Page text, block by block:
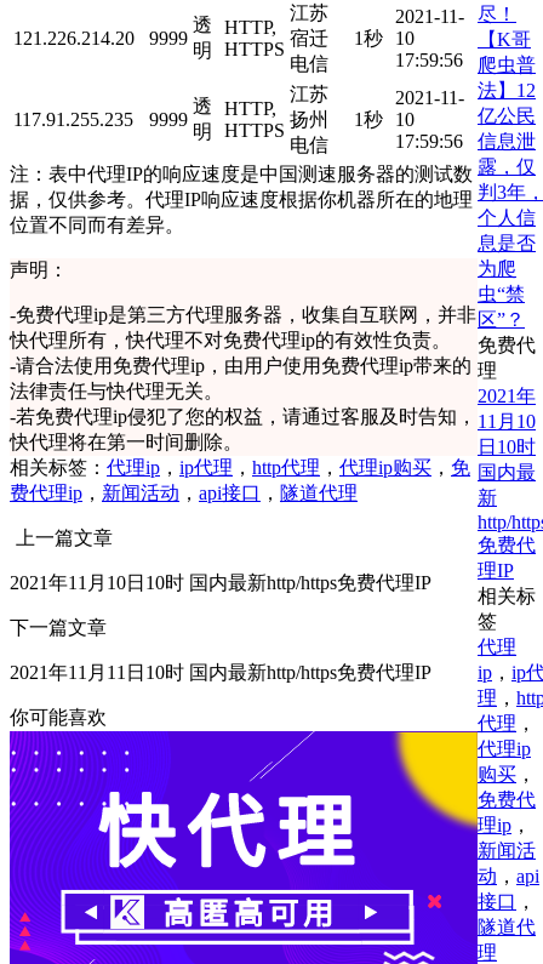
121.226.214.20 9999
透
明
HTTP,
HTTPS
江苏
宿迁
电信
1秒
2021-11-
10
17:59:56
117.91.255.235 9999
透
明
HTTP,
HTTPS
江苏
扬州
电信
1秒
2021-11-
10
17:59:56
注：表中代理IP的响应速度是中国测速服务器的测试数
据，仅供参考。代理IP响应速度根据你机器所在的地理
位置不同而有差异。
声明：
-免费代理ip是第三方代理服务器，收集自互联网，并非
快代理所有，快代理不对免费代理ip的有效性负责。
-请合法使用免费代理ip，由用户使用免费代理ip带来的
法律责任与快代理无关。
-若免费代理ip侵犯了您的权益，请通过客服及时告知，
快代理将在第一时间删除。
相关标签： 代理ip ， ip代理 ， http代理 ， 代理ip购买 ， 免
费代理ip ， 新闻活动 ， api接口 ， 隧道代理
上一篇文章
2021年11月10日10时 国内最新http/https免费代理IP
下一篇文章
2021年11月11日10时 国内最新http/https免费代理IP
你可能喜欢
尽！
【K哥
爬虫普
法】12
亿公民
信息泄
露，仅
判3年
个人信
息是否
为爬
虫“禁
区”？
免费代
理
2021年
11月10
日10时
国内最
新
http/
免费代
理IP
相关标
签
代理
ip ， ip
理 ，
代理 ，
代理ip
购买 ，
免费代
理ip ，
新闻活
动 ， api
接口 ，
隧道代
理